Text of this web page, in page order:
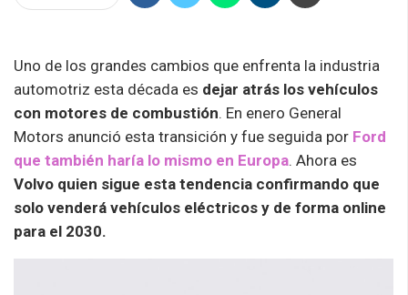
Uno de los grandes cambios que enfrenta la industria
automotriz esta década es dejar atrás los vehículos
con motores de combustión. En enero General
Motors anunció esta transición y fue seguida por Ford
que también haría lo mismo en Europa. Ahora es
Volvo quien sigue esta tendencia confirmando que
solo venderá vehículos eléctricos y de forma online
para el 2030.